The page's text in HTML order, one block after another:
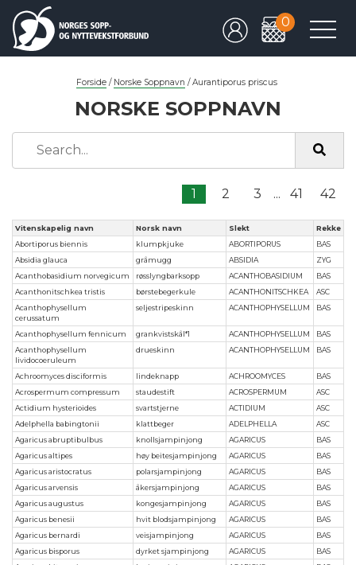
0
Forside / Norske Soppnavn / Aurantiporus priscus
NORSKE SOPPNAVN
1 2 3 ... 41 42
Vitenskapelig navn Norsk navn Slekt
Rekke
Abortiporus biennis
klumpkjuke ABORTIPORUS
BAS
Absidia glauca
gråmugg ABSIDIA
ZYG
Acanthobasidium norvegicum
røsslyngbarksopp ACANTHOBASIDIUM
BAS
Acanthonitschkea tristis
børstebegerkule ACANTHONITSCHKEA
ASC
Acanthophysellum
cerussatum
seljestripeskinn ACANTHOPHYSELLUM BAS
Acanthophysellum fennicum grankvistskål*1 ACANTHOPHYSELLUM
BAS
Acanthophysellum
lividocoeruleum
drueskinn ACANTHOPHYSELLUM BAS
Achroomyces disciformis lindeknapp ACHROOMYCES
BAS
Acrospermum compressum
staudestift ACROSPERMUM
ASC
Actidium hysterioides
svartstjerne ACTIDIUM
ASC
Adelphella babingtonii
klattbeger ADELPHELLA
ASC
Agaricus abruptibulbus
knollsjampinjong AGARICUS
BAS
Agaricus altipes
høy beitesjampinjong AGARICUS
BAS
Agaricus aristocratus
polarsjampinjong AGARICUS
BAS
Agaricus arvensis
åkersjampinjong AGARICUS
BAS
Agaricus augustus
kongesjampinjong AGARICUS
BAS
Agaricus benesii
hvit blodsjampinjong AGARICUS
BAS
Agaricus bernardi
veisjampinjong AGARICUS
BAS
Agaricus bisporus
dyrket sjampinjong AGARICUS
BAS